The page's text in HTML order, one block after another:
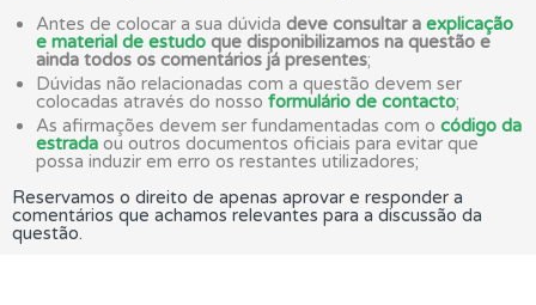
Antes de colocar a sua dúvida deve consultar a explicação
e material de estudo que disponibilizamos na questão e
ainda todos os comentários já presentes;
Dúvidas não relacionadas com a questão devem ser
colocadas através do nosso formulário de contacto;
As afirmações devem ser fundamentadas com o código da
estrada ou outros documentos oficiais para evitar que
possa induzir em erro os restantes utilizadores;
Reservamos o direito de apenas aprovar e responder a
comentários que achamos relevantes para a discussão da
questão.